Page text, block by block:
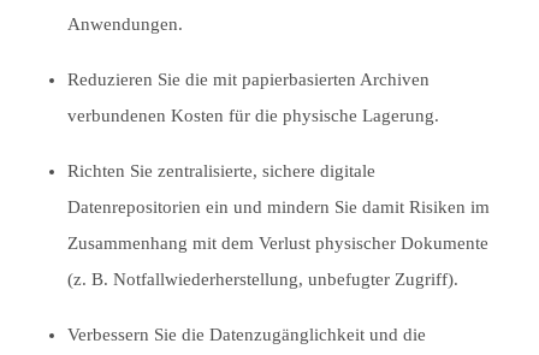
Anwendungen.
Reduzieren Sie die mit papierbasierten Archiven
verbundenen Kosten für die physische Lagerung.
Richten Sie zentralisierte, sichere digitale
Datenrepositorien ein und mindern Sie damit Risiken im
Zusammenhang mit dem Verlust physischer Dokumente
(z. B. Notfallwiederherstellung, unbefugter Zugriff).
Verbessern Sie die Datenzugänglichkeit und die